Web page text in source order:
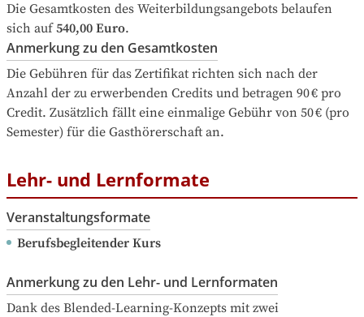
Die Gesamtkosten des Weiterbildungsangebots belaufen
sich auf 540,00 Euro.
Anmerkung zu den Gesamtkosten
Die Gebühren für das Zertifikat richten sich nach der
Anzahl der zu erwerbenden Credits und betragen 90 € pro
Credit. Zusätzlich fällt eine einmalige Gebühr von 50 € (pro
Semester) für die Gasthörerschaft an.
Lehr- und Lernformate
Veranstaltungsformate
Berufsbegleitender Kurs
Anmerkung zu den Lehr- und Lernformaten
Dank des Blended-Learning-Konzepts mit zwei